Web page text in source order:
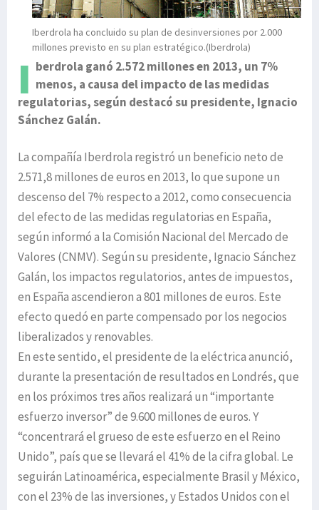
Iberdrola ha concluido su plan de desinversiones por 2.000
millones previsto en su plan estratégico.(Iberdrola)
I berdrola ganó 2.572 millones en 2013, un 7%
menos, a causa del impacto de las medidas
regulatorias, según destacó su presidente, Ignacio
Sánchez Galán.
La compañía Iberdrola registró un beneficio neto de
2.571,8 millones de euros en 2013, lo que supone un
descenso del 7% respecto a 2012, como consecuencia
del efecto de las medidas regulatorias en España,
según informó a la Comisión Nacional del Mercado de
Valores (CNMV). Según su presidente, Ignacio Sánchez
Galán, los impactos regulatorios, antes de impuestos,
en España ascendieron a 801 millones de euros. Este
efecto quedó en parte compensado por los negocios
liberalizados y renovables.
En este sentido, el presidente de la eléctrica anunció,
durante la presentación de resultados en Londrés, que
en los próximos tres años realizará un “importante
esfuerzo inversor” de 9.600 millones de euros. Y
“concentrará el grueso de este esfuerzo en el Reino
Unido”, país que se llevará el 41% de la cifra global. Le
seguirán Latinoamérica, especialmente Brasil y México,
con el 23% de las inversiones, y Estados Unidos con el